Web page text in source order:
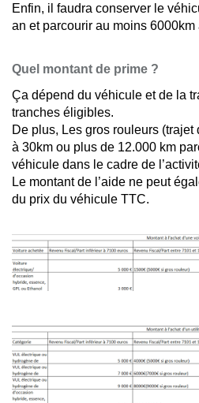
Enfin, il faudra conserver le
an et parcourir au moins
Quel montant de prime ?
Ça dépend du véhicule et de la
tranches éligibles.
De plus, Les gros rouleurs
à 30km ou plus de 12.000 km
véhicule dans le cadre de
Le montant de l’aide ne peut
du prix du véhicule TTC.